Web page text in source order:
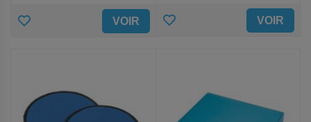
AJOUTER VOIR AJOUTER VOIR